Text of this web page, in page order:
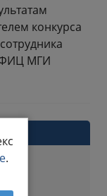
конкурса
ФИЦ МГИ
.